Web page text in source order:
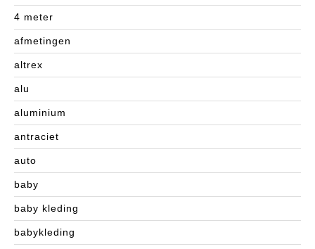
4 meter
afmetingen
altrex
alu
aluminium
antraciet
auto
baby
baby kleding
babykleding